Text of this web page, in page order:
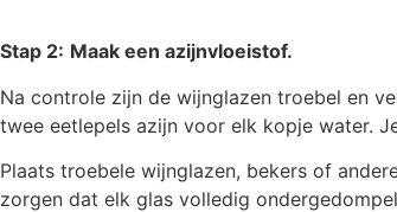
Stap 2: Maak een azijnvloeistof.
Na controle zijn de wijnglazen troebel en
twee eetlepels azijn voor elk kopje water.
Plaats troebele wijnglazen, bekers of
zorgen dat elk glas volledig